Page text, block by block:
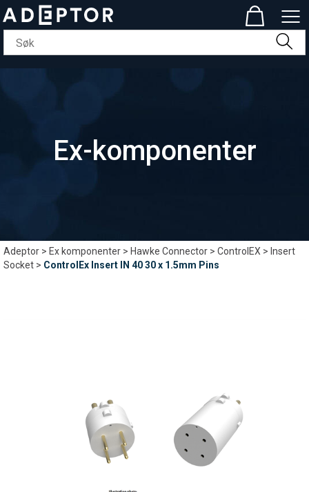
Ex-komponenter
Adeptor>Ex komponenter>Hawke Connector>ControlEX> Insert
Socket>ControlEx Insert IN 40 30 x 1.5mm Pins